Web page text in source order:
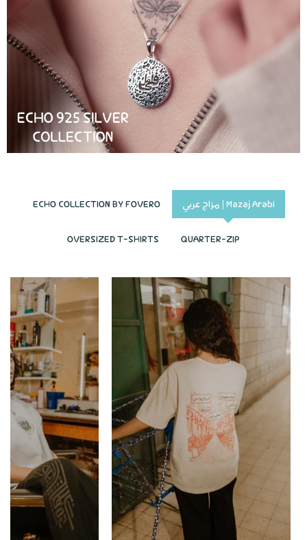
Mazaj Arabi | مزاج عربي ECHO COLLECTION BY FOVERO
QUARTER-ZIP
OVERSIZED T-SHIRTS